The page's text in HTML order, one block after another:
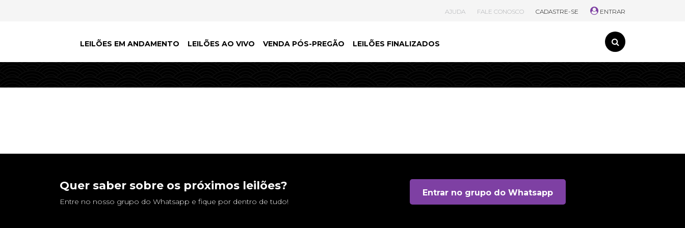
AJUDA FALE CONOSCO CADASTRE-SE ENTRAR
LEILÕES EM ANDAMENTO LEILÕES AO VIVO VENDA PÓS-PREGÃO LEILÕES FINALIZADOS
Quer saber sobre os próximos leilões?
Entre no nosso grupo do Whatsapp e fique por dentro de tudo!
Entrar no grupo do Whatsapp